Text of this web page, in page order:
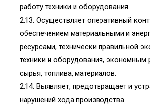
работу техники и оборудования.
2.13. Осуществляет оперативный
обеспечением материальными и
ресурсами, технически правильной
техники и оборудования, экономным
сырья, топлива, материалов.
2.14. Выявляет, предотвращает и
нарушений хода производства.